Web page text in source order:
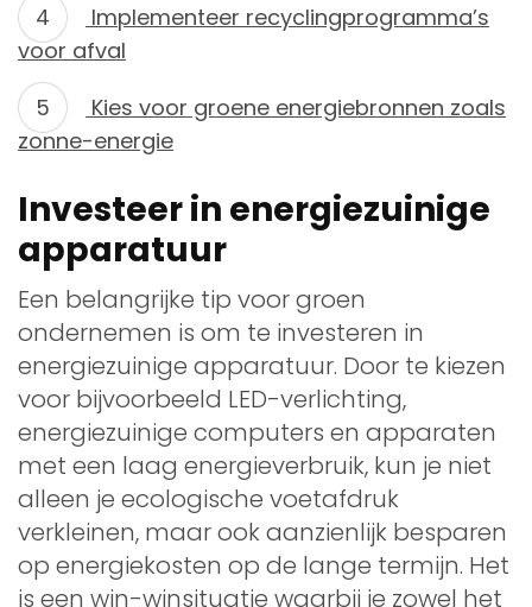
Implementeer recyclingprogramma’s
voor afval
Kies voor groene energiebronnen zoals
zonne-energie
Investeer in energiezuinige
apparatuur
Een belangrijke tip voor groen
ondernemen is om te investeren in
energiezuinige apparatuur. Door te kiezen
voor bijvoorbeeld LED-verlichting,
energiezuinige computers en apparaten
met een laag energieverbruik, kun je niet
alleen je ecologische voetafdruk
verkleinen, maar ook aanzienlijk besparen
op energiekosten op de lange termijn. Het
is een win-winsituatie waarbij je zowel het